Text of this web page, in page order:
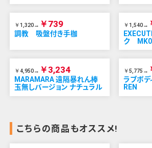
￥1,320→ ￥739
調教 吸盤付き手枷
￥1,540→
ク
￥4,950→ ￥3,234
MARAMARA 遠隔暴れん棒
玉無しバージョン ナチュラル
￥5,775→
ラブボデ
REN
こちらの商品もオススメ!